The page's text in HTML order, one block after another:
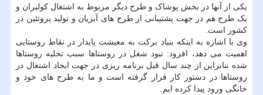
یکی از آنها در بخش پوشاک و طرح دیگر مربوط به اشتغال کولبران و
یک طرح هم در جهت پشتیبانی از طرح های آبزیان و تولید پروتئین در
کشور است.
وی با اشاره به اینکه بنیاد برکت به معیشت پایدار در نقاط روستایی
اهمیت می دهد، افزود: نبود شغل در روستاها سبب تخلیه روستاها
شده بنابراین از چند سال قبل برنامه ریزی در جهت ایجاد اشتغال در
روستاها در دستور کار قرار گرفته است و ما به طرح های خود و
خانگی ورود پیدا کرده ایم.